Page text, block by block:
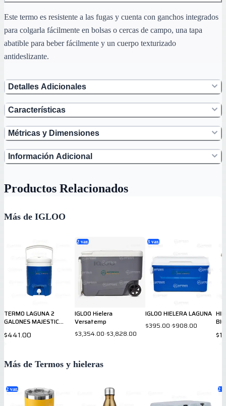
Este termo es resistente a las fugas y cuenta con ganchos integrados
para colgarla fácilmente en bolsas o cercas de campo, una tapa
abatible para beber fácilmente y un cuerpo texturizado
antideslizante.
Detalles Adicionales
Características
Métricas y Dimensiones
Información Adicional
Productos Relacionados
Más de IGLOO
TERMO LAGUNA 2
GALONES MAJESTIC
$441.00
2 var.
IGLOO Hielera
Versatemp
$3,354.00-$3,828.00
3 var.
IGLOO HIELERA LAGUNA
$395.00-$908.00
Más de Termos y hieleras
2 var. 2